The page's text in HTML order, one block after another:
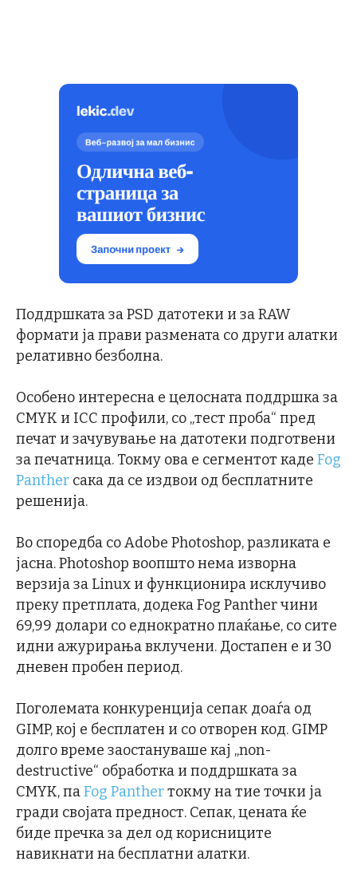
Поддршката за PSD датотеки и за RAW
формати ја прави размената со други алатки
релативно безболна.
Особено интересна е целосната поддршка за
CMYK и ICC профили, со „тест проба“ пред
печат и зачувување на датотеки подготвени
за печатница. Токму ова е сегментот каде Fog
Panther сака да се издвои од бесплатните
решенија.
Во споредба со Adobe Photoshop, разликата е
јасна. Photoshop воопшто нема изворна
верзија за Linux и функционира исклучиво
преку претплата, додека Fog Panther чини
69,99 долари со еднократно плаќање, со сите
идни ажурирања вклучени. Достапен е и 30
дневен пробен период.
Поголемата конкуренција сепак доаѓа од
GIMP, кој е бесплатен и со отворен код. GIMP
долго време заостануваше кај „non-
destructive“ обработка и поддршката за
CMYK, паFog Pantherтокму на тие точки ја
гради својата предност. Сепак, цената ќе
биде пречка за дел од корисниците
навикнати на бесплатни алатки.